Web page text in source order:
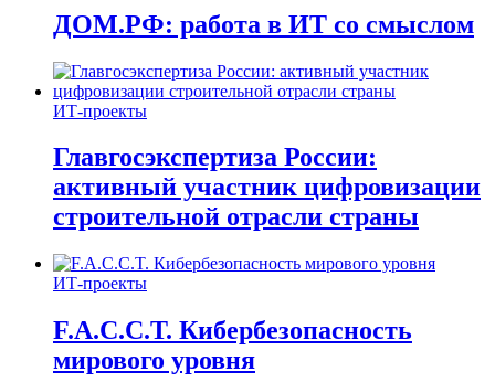
ДОМ.РФ: работа в ИТ со смыслом
ИТ-проекты
Главгосэкспертиза России:
активный участник цифровизации
строительной отрасли страны
ИТ-проекты
F.A.C.C.T. Кибербезопасность
мирового уровня